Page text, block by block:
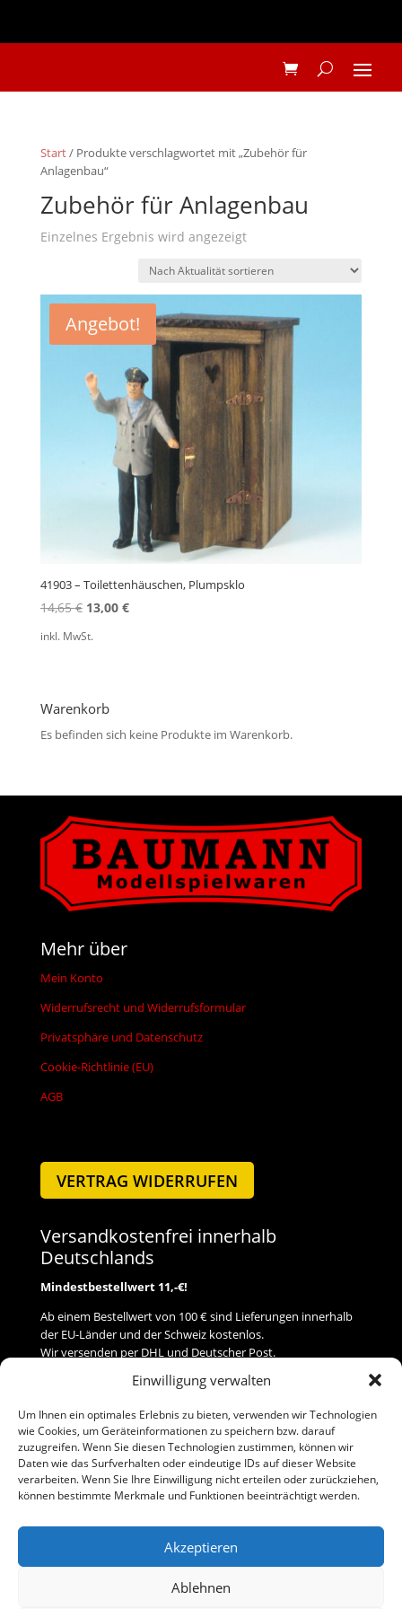
Einwilligung verwalten
Um Ihnen ein optimales Erlebnis zu bieten, verwenden wir Technologien
wie Cookies, um Geräteinformationen zu speichern bzw. darauf
zuzugreifen. Wenn Sie diesen Technologien zustimmen, können wir
Daten wie das Surfverhalten oder eindeutige IDs auf dieser Website
verarbeiten. Wenn Sie Ihre Einwilligung nicht erteilen oder zurückziehen,
können bestimmte Merkmale und Funktionen beeinträchtigt werden.
Akzeptieren
Ablehnen
Start/ Produkte verschlagwortet mit „Zubehör für
Anlagenbau“
Zubehör für Anlagenbau
Einzelnes Ergebnis wird angezeigt
Angebot!
41903 – Toilettenhäuschen, Plumpsklo
14,65€ Ursprünglicher
13,00 €Aktueller
inkl. MwSt.
Warenkorb
Es befinden sich keine Produkte im Warenkorb.
Mehr über
Mein Konto
Widerrufsrecht und Widerrufsformular
Privatsphäre und Datenschutz
Cookie-Richtlinie (EU)
AGB
VERTRAG WIDERRUFEN
Versandkostenfrei innerhalb
Deutschlands
Mindestbestellwert 11,-€!
Ab einem Bestellwert von 100 € sind Lieferungen innerhalb
der EU-Länder und der Schweiz kostenlos.
Wir versenden per DHL und Deutscher Post.
Versand
Zahlung
Baumann Modellspielwaren
Telefon (0 91 61) 33 84